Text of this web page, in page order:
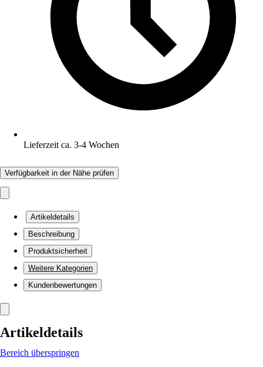
Lieferzeit ca. 3-4 Wochen
Verfügbarkeit in der Nähe prüfen
Artikeldetails
Beschreibung
Produktsicherheit
Weitere Kategorien
Kundenbewertungen
Artikeldetails
Bereich überspringen